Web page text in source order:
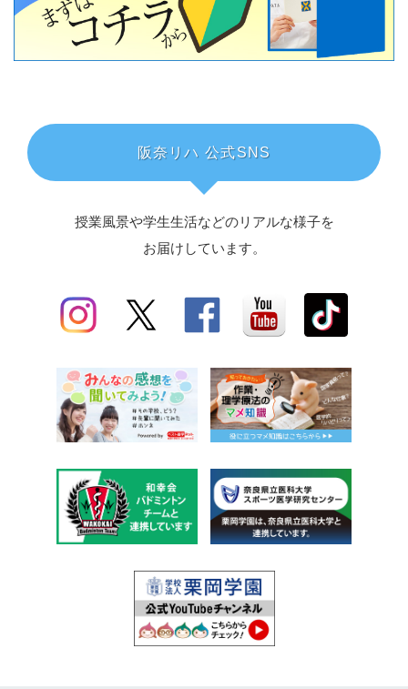
阪奈リハ 公式SNS
授業風景や学生生活などのリアルな様子を
お届けしています。